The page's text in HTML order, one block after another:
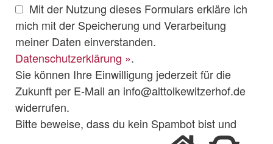
Mit der Nutzung dieses Formulars erkläre ich
mich mit der Speicherung und Verarbeitung
meiner Daten einverstanden.
Datenschutzerklärung ».
Sie können Ihre Einwilligung jederzeit für die
Zukunft per E-Mail an info@alttolkewitzerhof.de
widerrufen.
Bitte beweise, dass du kein Spambot bist und